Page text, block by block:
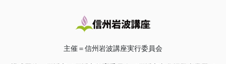
主催＝信州岩波講座実行委員会